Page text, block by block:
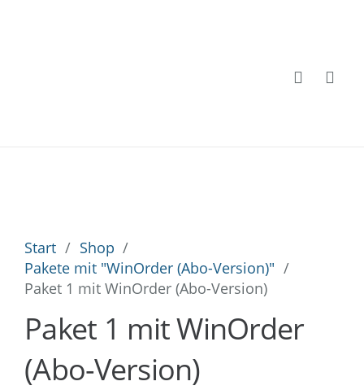
Start / Shop /
Pakete mit "WinOrder (Abo-Version)" /
Paket 1 mit WinOrder (Abo-Version)
Paket 1 mit WinOrder
(Abo-Version)